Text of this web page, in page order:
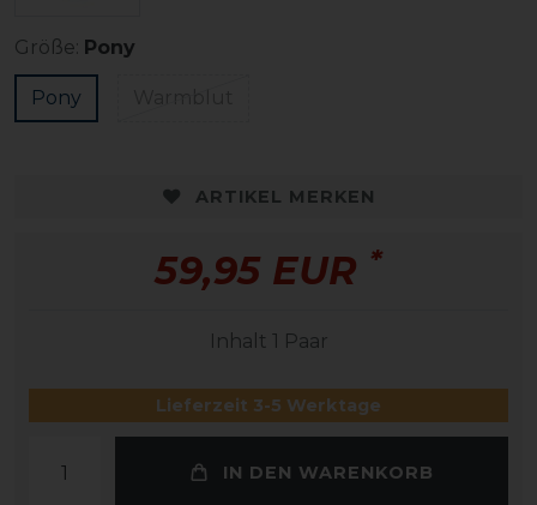
Größe: Pony
Pony
ARTIKEL MERKEN
59,95 EUR *
Inhalt 1 Paar
Lieferzeit 3-5 Werktage
IN DEN WARENKORB